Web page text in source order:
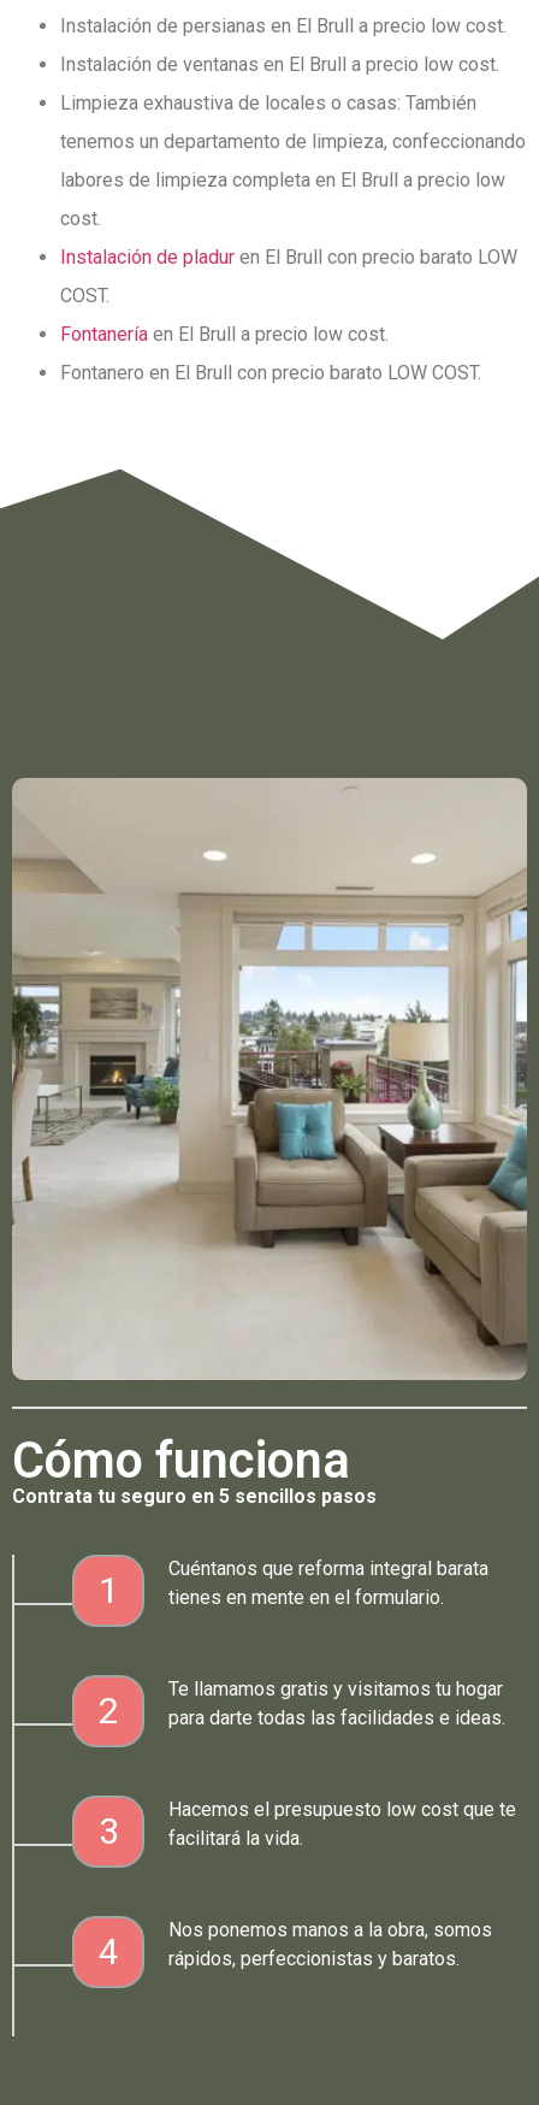
Instalación de persianas en El Brull a precio low cost.
Instalación de ventanas en El Brull a precio low cost.
Limpieza exhaustiva de locales o casas: También
tenemos un departamento de limpieza, confeccionando
labores de limpieza completa en El Brull a precio low
cost.
Instalación de pladur en El Brull con precio barato LOW
COST.
Fontanería en El Brull a precio low cost.
Fontanero en El Brull con precio barato LOW COST.
Cómo funciona
Contrata tu seguro en 5 sencillos pasos
1
Cuéntanos que reforma integral barata
tienes en mente en el formulario.
2
Te llamamos gratis y visitamos tu hogar
para darte todas las facilidades e ideas.
3
Hacemos el presupuesto low cost que te
facilitará la vida.
4
Nos ponemos manos a la obra, somos
rápidos, perfeccionistas y baratos.